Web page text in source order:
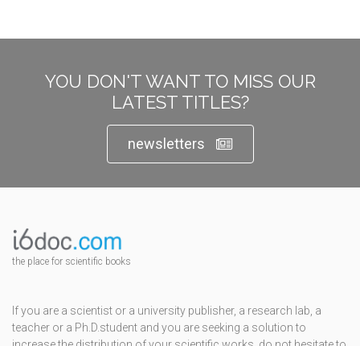
YOU DON'T WANT TO MISS OUR
LATEST TITLES?
newsletters
the place for scientific books
If you are a scientist or a university publisher, a research lab, a
teacher or a Ph.D.student and you are seeking a solution to